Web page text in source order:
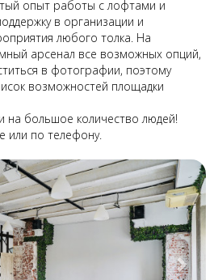
опыт работы с лофтами и
в организации и
любого толка. На
арсенал все возможных опций,
в фотографии, поэтому
возможностей площадки
на большое количество людей!
или по телефону.
Next